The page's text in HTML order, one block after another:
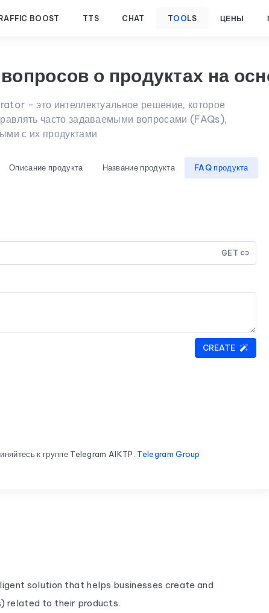
BOOST TTS CHAT TOO LS ЦЕНЫ
о продуктах на
- это интеллектуальное решение, которое
часто задаваемыми вопросами (FAQs),
с их продуктами
Описание продукта Название продукта FAQ продукта
GET
CREATE
к группе Telegram AIKTP. Telegram Group
solution that helps businesses create and
related to their products.